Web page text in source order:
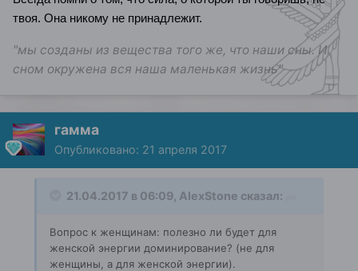
твоя. Она никому не принадлежит.
"мы созданы из вещества того же, что наши сны. И
сном окружена вся наша маленькая жизнь"
гамма
Опубликовано: 21 апреля 2017
21.04.2017 в 06:09, AlexStone сказал:
Вопрос к женщинам: полезно ли будет для
женской энергии доминирование? (не для
женщины, а для женской энергии).